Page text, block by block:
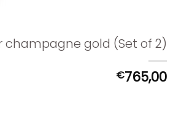
champagne gold (Set of 2)
€765,00